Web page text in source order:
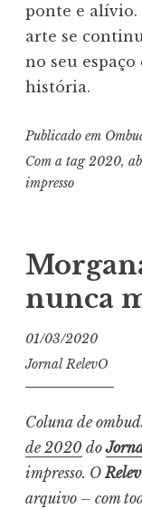
ponte e alívio.
arte se
no seu espaço
história.
Publicado em
Com a tag2020,
impresso
nunca
01/03/2020
Jornal RelevO
Coluna de
de 2020 do
impresso. O
arquivo – com